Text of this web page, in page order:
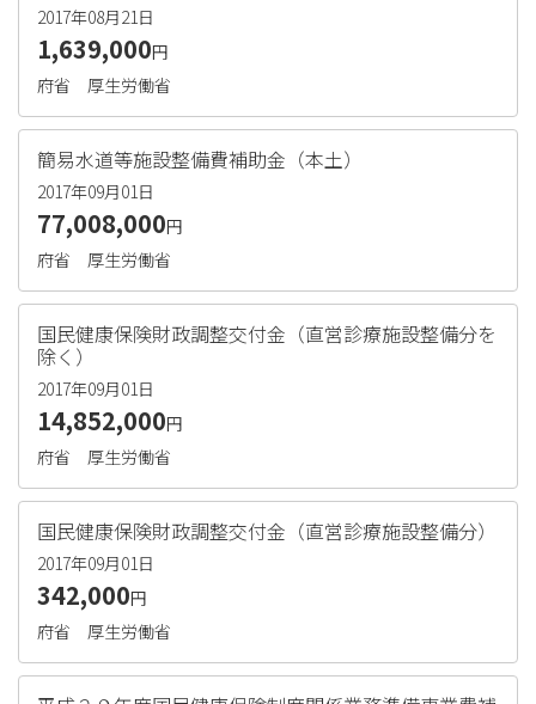
2017年08月21日
1,639,000円
府省
厚生労働省
簡易水道等施設整備費補助金（本土）
2017年09月01日
77,008,000円
府省
厚生労働省
国民健康保険財政調整交付金（直営診療施設整備分を
除く）
2017年09月01日
14,852,000円
府省
厚生労働省
国民健康保険財政調整交付金（直営診療施設整備分）
2017年09月01日
342,000円
府省
厚生労働省